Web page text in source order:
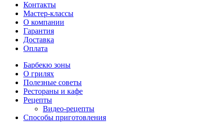
Контакты
Мастер-классы
О компании
Гарантия
Доставка
Оплата
Барбекю зоны
О грилях
Полезные советы
Рестораны и кафе
Рецепты
Видео-рецепты
Способы приготовления